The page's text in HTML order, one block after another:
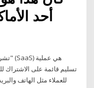
أحد
تسليم قائمة على
للعملاء مثل الهاتف